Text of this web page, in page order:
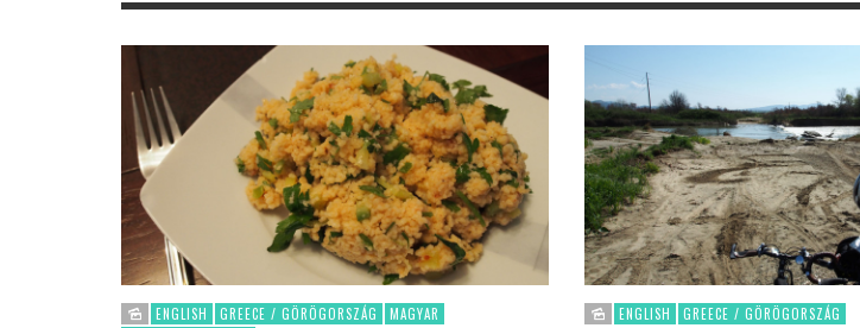
ENGLISH GREECE / GÖRÖGORSZÁG
MAGYAR
ENGLISH GREECE / GÖRÖGORSZÁG